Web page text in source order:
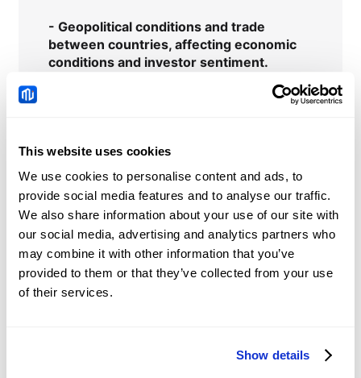
This website uses cookies
We use cookies to personalise content and ads, to
provide social media features and to analyse our traffic.
We also share information about your use of our site with
our social media, advertising and analytics partners who
may combine it with other information that you’ve
provided to them or that they’ve collected from your use
of their services.
Show details
- Geopolitical conditions and trade
between countries, affecting economic
conditions and investor sentiment.
and trends in other
USDOLLAR-FNotizie
China: Credit demand